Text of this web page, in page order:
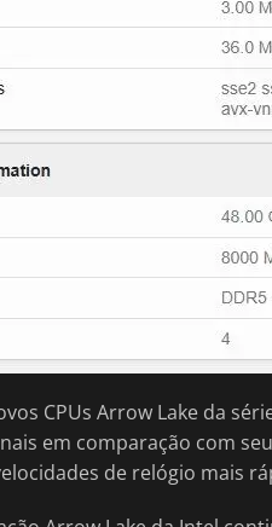
CPUs Arrow Lake da
em comparação com
de relógio mais